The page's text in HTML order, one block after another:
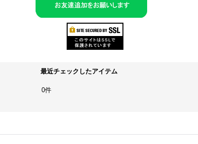
最近チェックしたアイテム
0件